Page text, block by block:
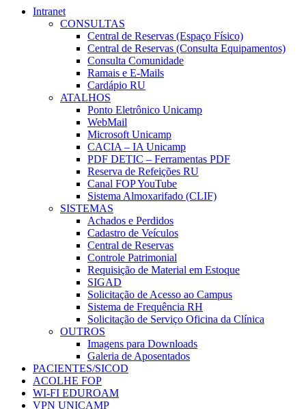
Intranet
CONSULTAS
Central de Reservas (Espaço Físico)
Central de Reservas (Consulta Equipamentos)
Consulta Comunidade
Ramais e E-Mails
Cardápio RU
ATALHOS
Ponto Eletrônico Unicamp
WebMail
Microsoft Unicamp
CACIA – IA Unicamp
PDF DETIC – Ferramentas PDF
Reserva de Refeições RU
Canal FOP YouTube
Sistema Almoxarifado (CLIF)
SISTEMAS
Achados e Perdidos
Cadastro de Veículos
Central de Reservas
Controle Patrimonial
Requisição de Material em Estoque
SIGAD
Solicitação de Acesso ao Campus
Sistema de Frequência RH
Solicitação de Serviço Oficina da Clínica
OUTROS
Imagens para Downloads
Galeria de Aposentados
PACIENTES/SICOD
ACOLHE FOP
WI-FI EDUROAM
VPN UNICAMP